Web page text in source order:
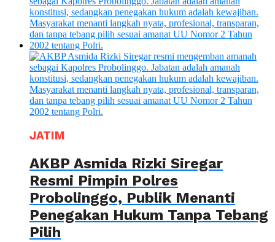
JATIM
AKBP Asmida Rizki Siregar
Resmi Pimpin Polres
Probolinggo, Publik Menanti
Penegakan Hukum Tanpa Tebang
Pilih